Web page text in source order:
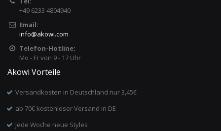
+49 6233 4804940
Email:
info@akowi.com
Telefon-Hotline:
Mo - Fr von 9 - 17 Uhr
Akowi Vorteile
Versandkosten in Deutschland nur 3,45€
ab 70€ kostenloser Versand in DE
Jede Woche neue Styles